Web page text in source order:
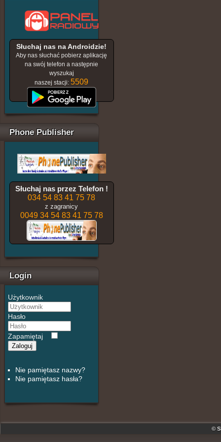
Słuchaj nas na Androidzie!
Aby nas słuchać pobierz aplikację
na swój telefon a następnie
wyszukaj
naszej stacji:5509
Phone Publisher
Słuchaj nas przez Telefon !
034 54 83 41 75 78
z zagranicy
0049 34 54 83 41 75 78
Login
Użytkownik
Hasło
Zapamiętaj
Zaloguj
Nie pamiętasz nazwy?
Nie pamiętasz hasła?
©